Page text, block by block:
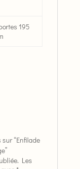
195
“Enfilade
Les